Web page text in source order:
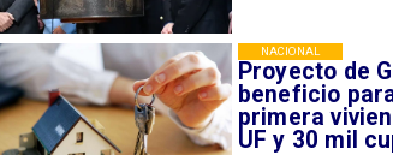
Proyecto de
beneficio
primera
UF y 30 mil
NACIONAL